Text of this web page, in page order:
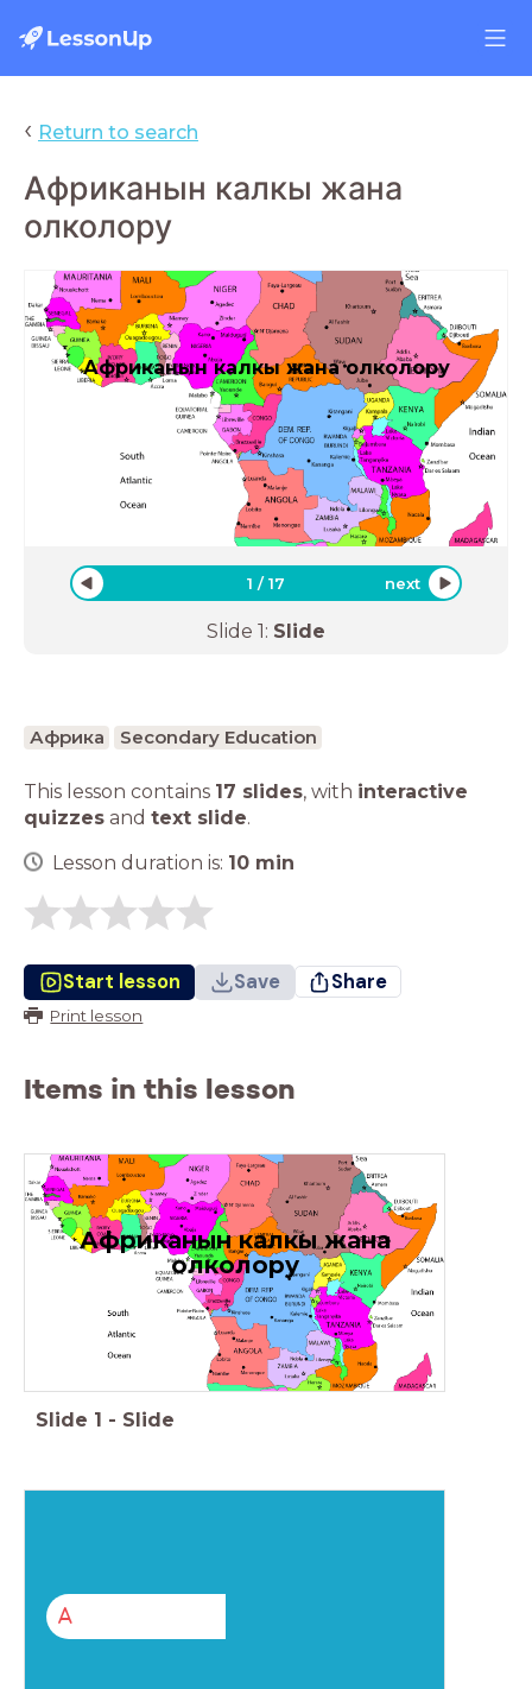
‹ Return to search
Африканын калкы жана
олколору
Африканын калкы жана олколору
1 /17 next
Slide 1: Slide
Африка Secondary Education
This lesson contains 17 slides, with interactive
quizzes and text slide.
Lesson duration is: 10 min
Start lesson Save Share
Print lesson
Items in this lesson
Африканын калкы жана
олколору
Slide 1 - Slide
A